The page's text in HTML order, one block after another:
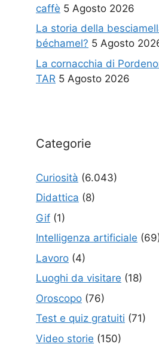
caffè 5 Agosto 2026
La storia della
béchamel? 5 Agosto
La cornacchia di
TAR 5 Agosto 2026
Categorie
Curiosità (6.043)
Didattica (8)
Gif (1)
Intelligenza artificiale
Lavoro (4)
Luoghi da visitare (18)
Oroscopo (76)
Test e quiz gratuiti (71)
Video storie (150)